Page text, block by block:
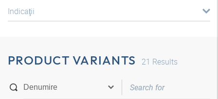
Indicaţii
PRODUCT VARIANTS 21 Results